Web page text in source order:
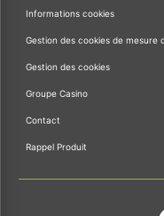
Informations cookies
Gestion des cookies de mesure
Gestion des cookies
Groupe Casino
Contact
Rappel Produit